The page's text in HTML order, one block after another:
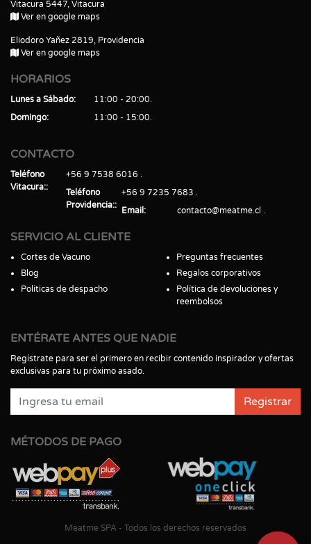
Vitacura 5447, Vitacura
Ver en google maps
Eliodoro Yañez 2819, Providencia
Ver en google maps
HORARIOS
Lunes a Sábado
11:00 - 20:00
Domingo
11:00 - 15:00
CONTACTO
Teléfono
Vitacura:
+56 9 7538 6016
Teléfono
Providencia:
+56 9 7235 7683
Email
contacto@meatme.cl
SERVICIO AL CLIENTE
Cortes de Vacuno
Blog
Políticas de despacho
Preguntas frecuentes
Regalos corporativos
Política de devoluciones y
reembolsos
ENTÉRATE ANTES QUE NADIE
Regístrate para ser el primero en recibir contenido inspirador y ofertas
exclusivas para tu próximo asado.
Registrar
MÉTODOS DE PAGO
Meatme SPA - Todos los derechos reservados